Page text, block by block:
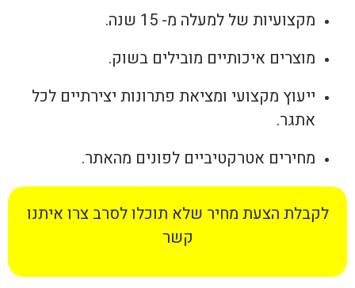
מקצועיות של למעלה מ- 15 שנה.
מוצרים איכותיים מובילים בשוק.
ייעוץ מקצועי ומציאת פתרונות יצירתיים לכל
אתגר.
מחירים אטרקטיביים לפונים מהאתר.
לקבלת הצעת מחיר שלא תוכלו לסרב צרו איתנו
קשר